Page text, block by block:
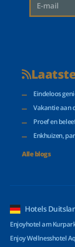
Eindeloos
Vakantie aan
Proef en
Enkhuizen,
Alle blogs
Hotels
Enjoyhotel am
Enjoy Wellnesshotel